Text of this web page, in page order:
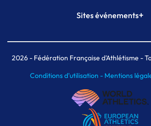
Plateforme Formation
Sites événements+
Meeting de Paris indoor
MAIF Ekiden de Paris
2026- Fédération Française d'Athlétisme -
Conditions d'utilisation - Mentions